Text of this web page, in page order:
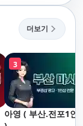
더보기
3
아영 ( 부산.전포1인